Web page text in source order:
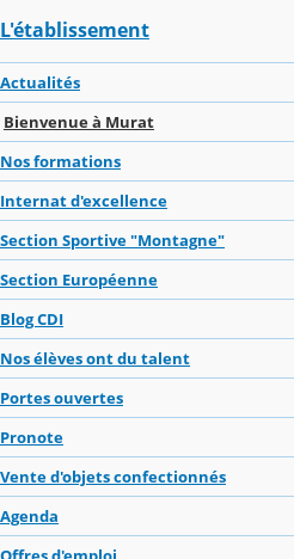
L'établissement
Actualités
Bienvenue à Murat
Nos formations
Internat d'excellence
Section Sportive "Montagne"
Section Européenne
Blog CDI
Nos élèves ont du talent
Portes ouvertes
Pronote
Vente d'objets confectionnés
Agenda